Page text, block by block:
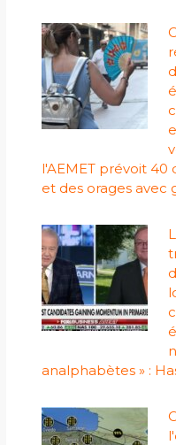
l'AEMET prévoit 40
et des orages avec
analphabètes » :